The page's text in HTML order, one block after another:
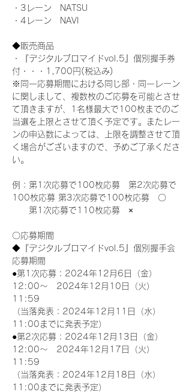
・3レーン　NATSU
・4レーン　NAVI
◆販売商品
・『デジタルブロマイドvol.5』個別握手券
付・・・1,700円(税込み)
※同一応募期間における同じ部・同一レーン
に関しまして、複数枚のご応募を可能とさせ
て頂きますが、1名様最大で100枚までのご
当選を上限とさせて頂く予定です。またレー
ンの申込数によっては、上限を調整させて頂
く場合がございますので、予めご了承くださ
い。
例：第1次応募で100枚応募　第2次応募で
100枚応募 第3次応募で100枚応募　〇
第1次応募で110枚応募　×
〇応募期間
◆『デジタルブロマイドvol.5』個別握手会
応募期間
●第1次応募：2024年12月6日（金）
12:00～　2024年12月10日（火）
11:59
（当落発表：2024年12月11日（水）
11:00までに発表予定）
●第2次応募：2024年12月13日（金）
12:00～　2024年12月17日（火）
11:59
（当落発表：2024年12月18日（水）
11:00までに発表予定）